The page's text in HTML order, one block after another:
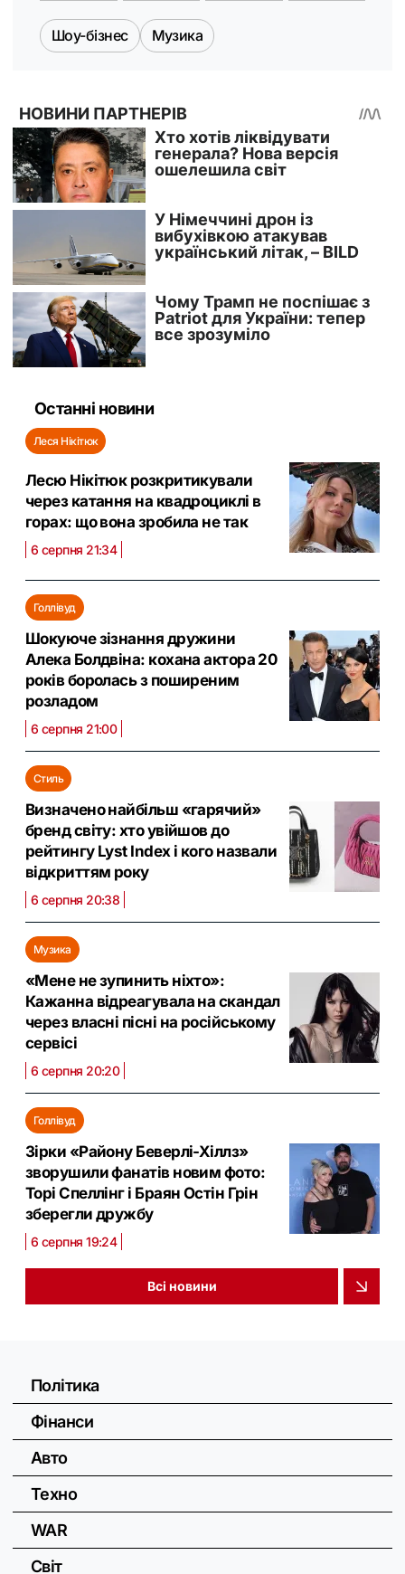
Шоу-бізнес Музика
Останні новини
Леся Нікітюк
Лесю Нікітюк розкритикували
через катання на квадроциклі в
горах: що вона зробила не так
6 серпня 21:34
Голлівуд
Шокуюче зізнання дружини
Алека Болдвіна: кохана актора 20
років боролась з поширеним
розладом
6 серпня 21:00
Стиль
Визначено найбільш «гарячий»
бренд світу: хто увійшов до
рейтингу Lyst Index і кого назвали
відкриттям року
6 серпня 20:38
Музика
«Мене не зупинить ніхто»:
Кажанна відреагувала на скандал
через власні пісні на російському
сервісі
6 серпня 20:20
Голлівуд
Зірки «Району Беверлі-Хіллз»
зворушили фанатів новим фото:
Торі Спеллінг і Браян Остін Грін
зберегли дружбу
6 серпня 19:24
Всі новини
Політика
Фінанси
Авто
Техно
WAR
Світ